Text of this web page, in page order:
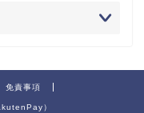
免責事項
）